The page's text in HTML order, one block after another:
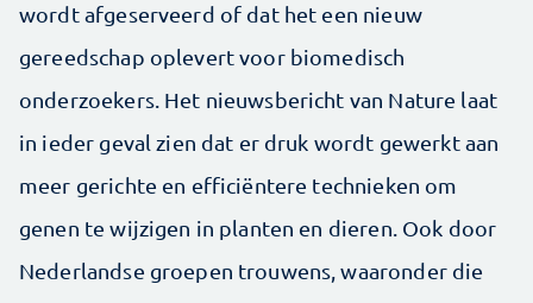
wordt afgeserveerd of dat het een nieuw
gereedschap oplevert voor biomedisch
onderzoekers. Het nieuwsbericht van Nature laat
in ieder geval zien dat er druk wordt gewerkt aan
meer gerichte en efficiëntere technieken om
genen te wijzigen in planten en dieren. Ook door
Nederlandse groepen trouwens, waaronder die